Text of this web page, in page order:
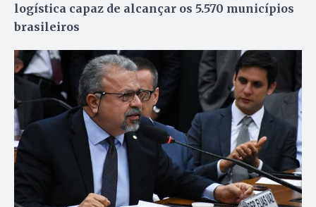
logística capaz de alcançar os 5.570 municípios
brasileiros